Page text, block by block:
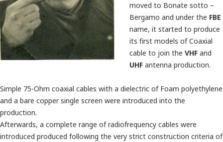
moved to Bonate sotto –
Bergamo and under the FBE
name, it started to produce
its first models of Coaxial
cable to join the VHF and
UHF antenna production.
Simple 75-Ohm coaxial cables with a dielectric of Foam polyethylene
and a bare copper single screen were introduced into the
production.
Afterwards, a complete range of radiofrequency cables were
introduced produced following the very strict construction criteria of